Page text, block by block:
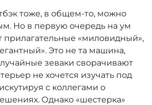
тоже, в общем-то, можно
Но в первую очередь на ум
прилагательные «миловидный»,
Это не та машина,
зеваки сворачивают
не хочется изучать под
с коллегами о
Однако «шестерка»